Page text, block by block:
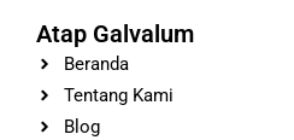
Atap Galvalum
Beranda
Tentang Kami
Blog